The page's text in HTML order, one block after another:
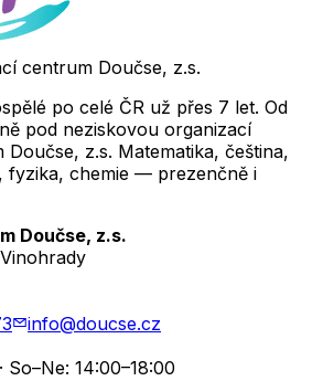
centrum Doučse, z.s.
po celé ČR už přes 7 let. Od
pod neziskovou organizací
z.s. Matematika, čeština,
fyzika, chemie — prezenčně i
Doučse, z.s.
info@doucse.cz
So–Ne: 14:00–18:00